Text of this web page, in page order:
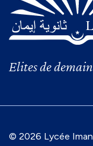
Elites de demain
© 2026 Lycée